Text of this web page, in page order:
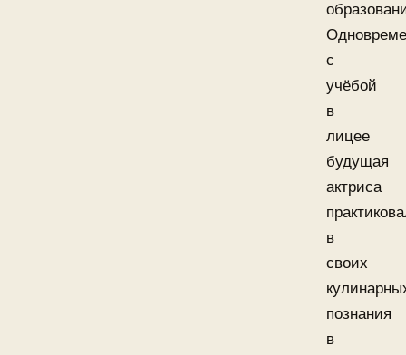
с
учёбой
в
лицее
будущая
актриса
в
своих
познания
в